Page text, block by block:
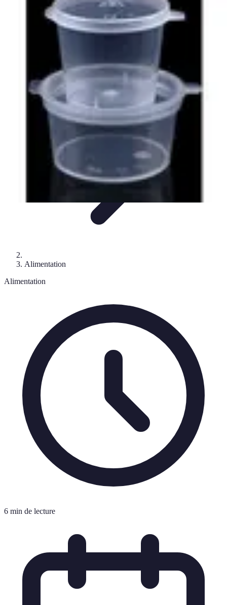
Astuces Pour Économiser
Économies QuotidiennesÉnergieAstuces QuotidiennesAlimentation
Voyages
Astuces Pour Économiser
Alimentation
Alimentation
6 min de lecture